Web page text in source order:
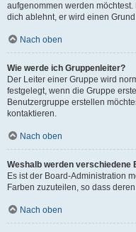
aufgenommen werden
dich ablehnt, er wird einen
Nach oben
Wie werde ich Gruppenleiter?
Der Leiter einer Gruppe wird
festgelegt, wenn die Gruppe
Benutzergruppe erstellen
kontaktieren.
Nach oben
Weshalb werden
Es ist der Board-Administration
Farben zuzuteilen, so dass
Nach oben